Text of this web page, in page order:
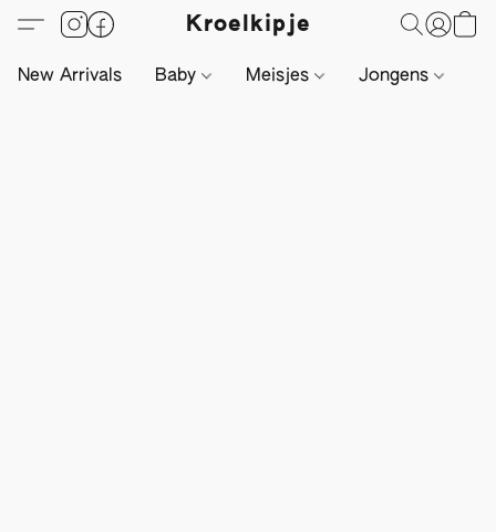
Kroelkipje
New Arrivals Baby Meisjes Jongens